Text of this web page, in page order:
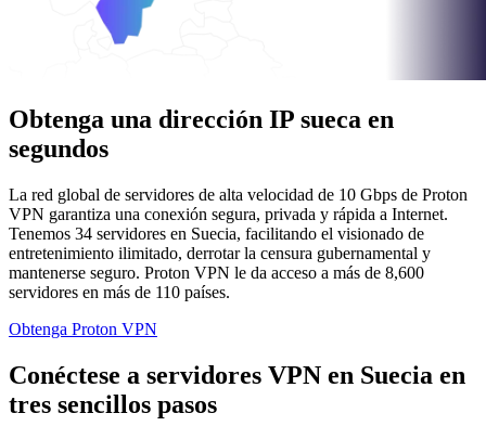
Obtenga una dirección IP sueca en
segundos
La red global de servidores de alta velocidad de 10 Gbps de Proton
VPN garantiza una conexión segura, privada y rápida a Internet.
Tenemos 34 servidores en Suecia, facilitando el visionado de
entretenimiento ilimitado, derrotar la censura gubernamental y
mantenerse seguro. Proton VPN le da acceso a más de 8,600
servidores en más de 110 países.
Obtenga Proton VPN
Conéctese a servidores VPN en Suecia en
tres sencillos pasos